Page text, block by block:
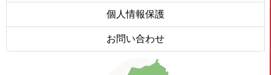
個人情報保護
お問い合わせ